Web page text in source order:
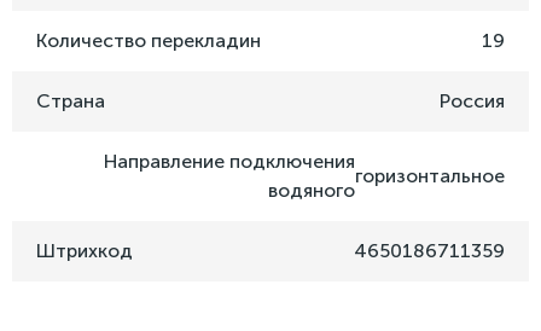
Количество перекладин 19
Страна Россия
Направление подключения
водяного
горизонтальное
Штрихкод 4650186711359